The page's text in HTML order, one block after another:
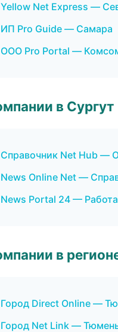
Yellow Net Express —
ИП Pro Guide — Самара
ООО Pro Portal —
в Сургут
Справочник Net Hub —
News Online Net —
News Portal 24 —
в
Город Direct Online —
Город Net Link —